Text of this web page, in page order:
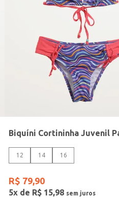
12 14 16
R$ 79,90
5x de R$ 15,98